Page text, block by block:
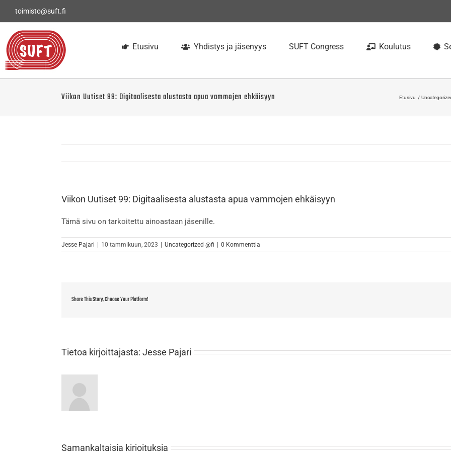
toimisto@suft.fi
Etusivu Yhdistys ja jäsenyys SUFT Congress Koulutus
Viikon Uutiset 99: Digitaalisesta alustasta apua vammojen ehkäisyyn Etusivu
Viikon Uutiset 99: Digitaalisesta alustasta apua vammojen ehkäisyyn
Tämä sivu on tarkoitettu ainoastaan jäsenille.
Jesse Pajari | 10 tammikuun, 2023 | Uncategorized @fi | 0 Kommenttia
Share This Story, Choose Your Platform!
Tietoa kirjoittajasta: Jesse Pajari
Samankaltaisia kirjoituksia